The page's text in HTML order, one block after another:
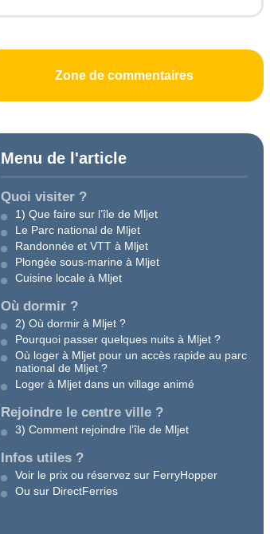
Zone de commentaires
Menu de l'article
Quoi visiter ?
1) Que faire sur l’île de Mljet
Le Parc national de Mljet
Randonnée et VTT à Mljet
Plongée sous-marine à Mljet
Cuisine locale à Mljet
Où dormir ?
2) Où dormir à Mljet ?
Pourquoi passer quelques nuits à Mljet ?
Où loger à Mljet pour un accès rapide au parc
national de Mljet ?
Loger à Mljet dans un village animé
Rejoindre le centre ville ?
3) Comment rejoindre l’île de Mljet
Infos utiles ?
Voir le prix ou réservez sur FerryHopper
Ou sur DirectFerries